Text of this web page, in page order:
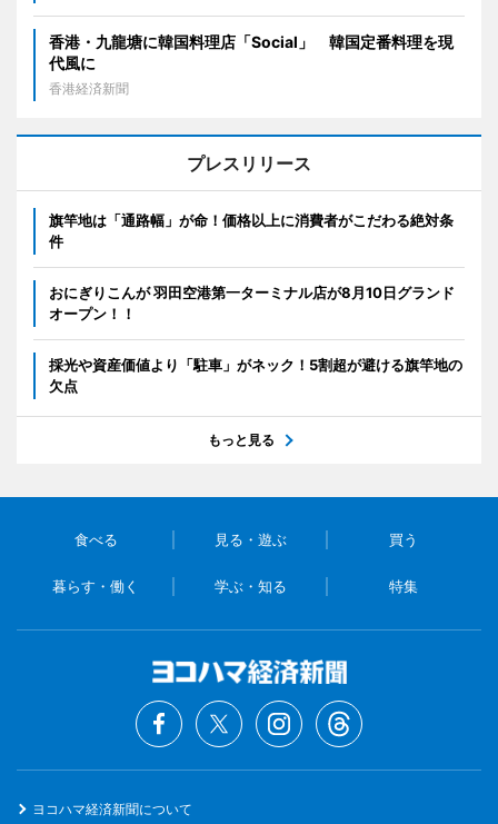
香港・九龍塘に韓国料理店「Social」 韓国定番料理を現
代風に
香港経済新聞
プレスリリース
旗竿地は「通路幅」が命！価格以上に消費者がこだわる絶対条
件
おにぎりこんが 羽田空港第一ターミナル店が8月10日グランド
オープン！！
採光や資産価値より「駐車」がネック！5割超が避ける旗竿地の
欠点
もっと見る
食べる 見る・遊ぶ 買う
暮らす・働く 学ぶ・知る 特集
ヨコハマ経済新聞について